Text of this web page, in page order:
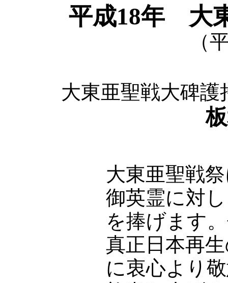
平成18年 大
（
大東亜聖戦大碑
大東亜聖戦
御英霊に対
を捧げます
真正日本再
に衷心より